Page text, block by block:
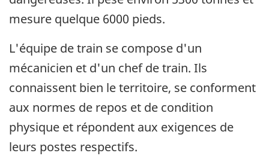
mesure quelque 6000 pieds.
L'équipe de train se compose d'un
mécanicien et d'un chef de train. Ils
connaissent bien le territoire, se conforment
aux normes de repos et de condition
physique et répondent aux exigences de
leurs postes respectifs.